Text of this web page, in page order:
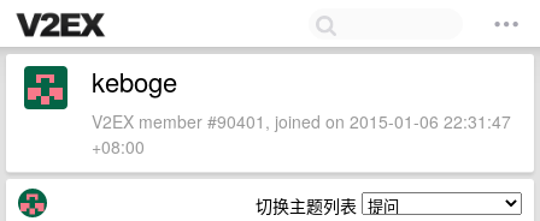
keboge
V2EX member #90401, joined on 2015-01-06 22:31:47
+08:00
切换主题列表